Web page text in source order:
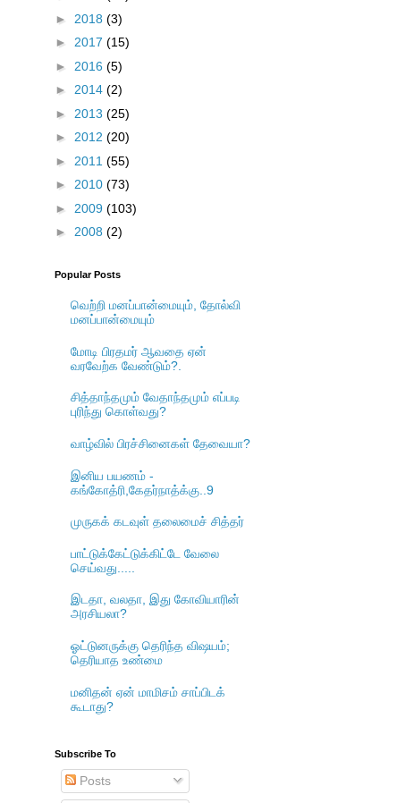
► 2018 (3)
► 2017 (15)
► 2016 (5)
► 2014 (2)
► 2013 (25)
► 2012 (20)
► 2011 (55)
► 2010 (73)
► 2009 (103)
► 2008 (2)
Popular Posts
வெற்றி மனப்பான்மையும், தோல்வி
மனப்பான்மையும்
மோடி பிரதமர் ஆவதை ஏன்
வரவேற்க வேண்டும்?.
சித்தாந்தமும் வேதாந்தமும் எப்படி
புரிந்து கொள்வது?
வாழ்வில் பிரச்சினைகள் தேவையா?
இனிய பயணம் -
கங்கோத்ரி,கேதர்நாத்க்கு..9
முருகக் கடவுள் தலைமைச் சித்தர்
பாட்டுக்கேட்டுக்கிட்டே வேலை
செய்வது.....
இடதா, வலதா, இது கோவியாரின்
அரசியலா?
ஓட்டுனருக்கு தெரிந்த விஷயம்;
தெரியாத உண்மை
மனிதன் ஏன் மாமிசம் சாப்பிடக்
கூடாது?
Subscribe To
Posts